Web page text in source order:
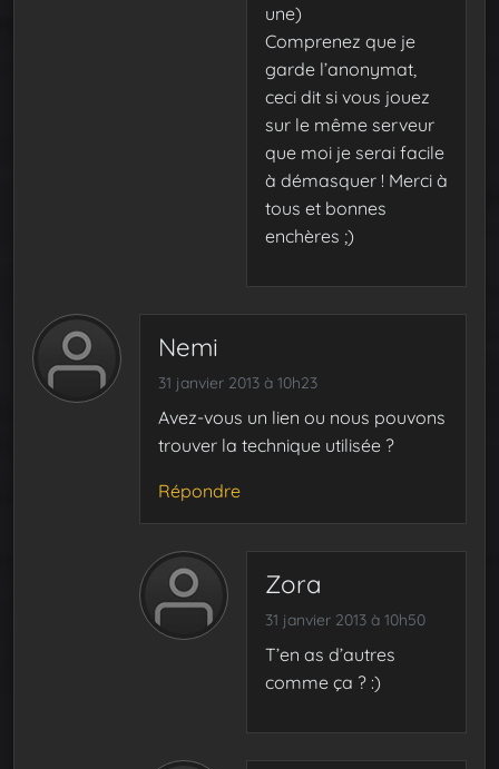
une)
Comprenez que je
garde l’anonymat,
ceci dit si vous jouez
sur le même serveur
que moi je serai facile
à démasquer ! Merci à
tous et bonnes
enchères ;)
Nemi
31 janvier 2013 à 10h23
Avez-vous un lien ou nous pouvons
trouver la technique utilisée ?
Répondre
Zora
31 janvier 2013 à 10h50
T’en as d’autres
comme ça ? :)